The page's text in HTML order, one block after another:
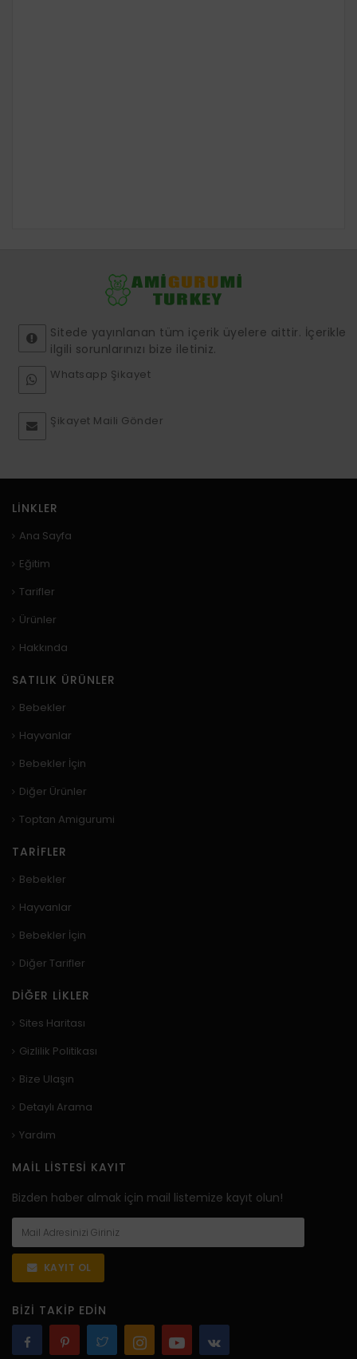
Sitede yayınlanan tüm içerik üyelere aittir. İçerikle
ilgili sorunlarınızı bize iletiniz.
Whatsapp Şikayet
Şikayet Maili Gönder
LINKLER
Ana Sayfa
Eğitim
Tarifler
Ürünler
Hakkında
SATILIK ÜRÜNLER
Bebekler
Hayvanlar
Bebekler İçin
Diğer Ürünler
Toptan Amigurumi
TARIFLER
Bebekler
Hayvanlar
Bebekler İçin
Diğer Tarifler
DIĞER LIKLER
Sites Haritası
Gizlilik Politikası
Bize Ulaşın
Detaylı Arama
Yardım
MAIL LISTESI KAYIT
Bizden haber almak için mail listemize kayıt olun!
KAYIT OL
BIZI TAKIP EDIN